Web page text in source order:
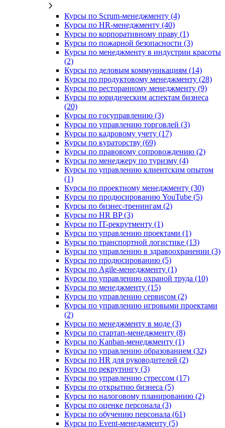
Курсы по Scrum-менеджменту (4)
Курсы по HR-менеджменту (40)
Курсы по корпоративному праву (1)
Курсы по пожарной безопасности (3)
Курсы по менеджменту в индустрии красоты
(2)
Курсы по деловым коммуникациям (14)
Курсы по продуктовому менеджменту (28)
Курсы по ресторанному менеджменту (9)
Курсы по юридическим аспектам бизнеса
(20)
Курсы по госуправлению (3)
Курсы по управлению торговлей (3)
Курсы по кадровому учету (17)
Курсы по кураторству (69)
Курсы по правовому сопровождению (2)
Курсы по менеджеру по туризму (4)
Курсы по управлению клиентским опытом
(1)
Курсы по проектному менеджменту (30)
Курсы по продюсированию YouTube (5)
Курсы по бизнес-тренингам (2)
Курсы по HR BP (3)
Курсы по IT-рекрутменту (1)
Курсы по управлению проектами (1)
Курсы по транспортной логистике (13)
Курсы по управлению в здравоохранении (3)
Курсы по продюсированию (5)
Курсы по Agile-менеджменту (1)
Курсы по управлению охраной труда (10)
Курсы по менеджменту (15)
Курсы по управлению сервисом (2)
Курсы по управлению игровыми проектами
(2)
Курсы по менеджменту в моде (3)
Курсы по стартап-менеджменту (8)
Курсы по Kanban-менеджменту (1)
Курсы по управлению образованием (32)
Курсы по HR для руководителей (2)
Курсы по рекрутингу (3)
Курсы по управлению стрессом (17)
Курсы по открытию бизнеса (5)
Курсы по налоговому планированию (2)
Курсы по оценке персонала (3)
Курсы по обучению персонала (61)
Курсы по Event-менеджменту (5)